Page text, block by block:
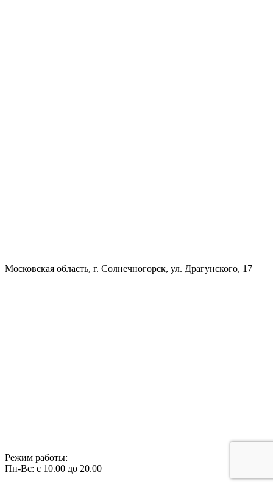
Московская область, г. Солнечногорск, ул. Драгунского, 17
Режим работы:
Пн-Вс: с 10.00 до 20.00